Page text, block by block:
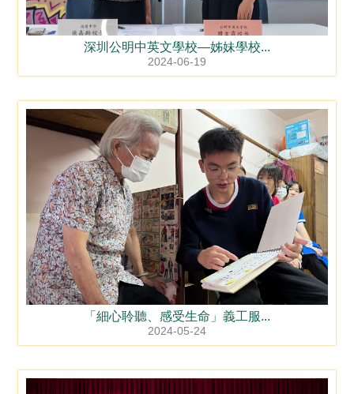
深圳公明中英文學校—姊妹學校...
2024-06-19
「細心聆聽、感受生命」義工服...
2024-05-24